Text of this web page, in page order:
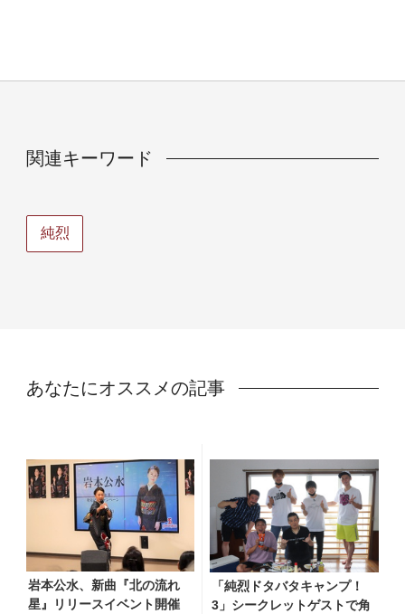
関連キーワード
純烈
あなたにオススメの記事
岩本公水、新曲『北の流れ
星』リリースイベント開催
「純烈ドタバタキャンプ！
3」シークレットゲストで角